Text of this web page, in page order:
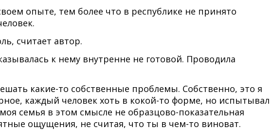
опыте, тем более что в республике не принято
считает автор.
к нему внутренне не готовой. Проводила
какие-то собственные проблемы. Собственно, это я
каждый человек хоть в кокой-то форме, но испытывал
семья в этом смысле не образцово-показательная
ощущения, не считая, что ты в чем-то виноват.